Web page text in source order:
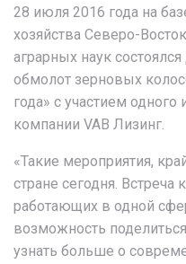
28 июля 2016 года на
хозяйства Северо-
аграрных наук
обмолот зерновых
года» с участием одного
компании VAB Лизинг.
«Такие мероприятия,
стране сегодня. Встреча
работающих в одной
возможность
узнать больше о